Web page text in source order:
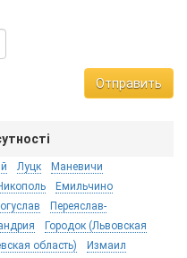
Отправить
Луцк
Маневичи
Емильчино
Переяслав-
Городок (Львовская
область)
Измаил